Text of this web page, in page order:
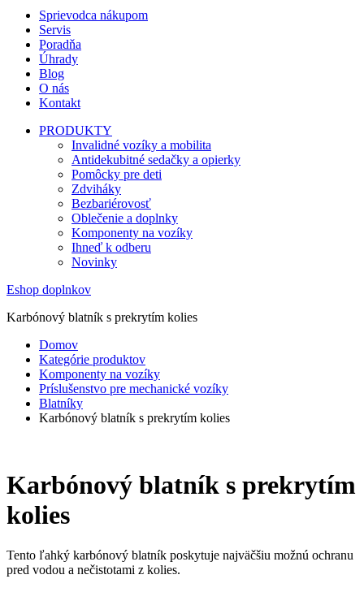
Sprievodca nákupom
Servis
Poradňa
Úhrady
Blog
O nás
Kontakt
PRODUKTY
Invalidné vozíky a mobilita
Antidekubitné sedačky a opierky
Pomôcky pre deti
Zdviháky
Bezbariérovosť
Oblečenie a doplnky
Komponenty na vozíky
Ihneď k odberu
Novinky
Eshop doplnkov
Karbónový blatník s prekrytím kolies
Domov
Kategórie produktov
Komponenty na vozíky
Príslušenstvo pre mechanické vozíky
Blatníky
Karbónový blatník s prekrytím kolies
Karbónový blatník s prekrytím
kolies
Tento ľahký karbónový blatník poskytuje najväčšiu možnú ochranu
pred vodou a nečistotami z kolies.